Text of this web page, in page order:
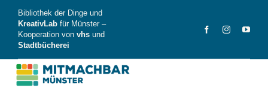
content
Bibliothek der Dinge und
KreativLab für Münster –
Kooperation von vhs und
Stadtbücherei